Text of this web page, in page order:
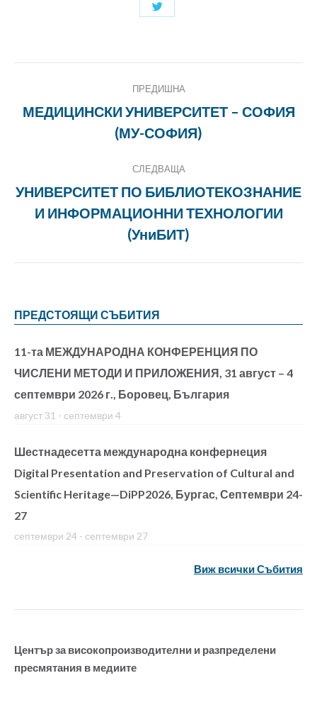
Споделяне
ПРЕДИШНА
Previous
project:
МЕДИЦИНСКИ УНИВЕРСИТЕТ – СОФИЯ
(МУ-СОФИЯ)
СЛЕДВАЩА
Next
project:
УНИВЕРСИТЕТ ПО БИБЛИОТЕКОЗНАНИЕ
И ИНФОРМАЦИОННИ ТЕХНОЛОГИИ
(УниБИТ)
ПРЕДСТОЯЩИ СЪБИТИЯ
11-та МЕЖДУНАРОДНА КОНФЕРЕНЦИЯ ПО
ЧИСЛЕНИ МЕТОДИ И ПРИЛОЖЕНИЯ, 31 август – 4
септември 2026 г., Боровец, България
август 31 - септември 4
Шестнадесетта международна конфернеция
Digital Presentation and Preservation of Cultural and
Scientific Heritage—DiPP2026, Бургас, Септември 24-
27
септември 24 - септември 27
Виж всички Събития
Център за високопроизводителни и разпределени
пресмятания в медиите